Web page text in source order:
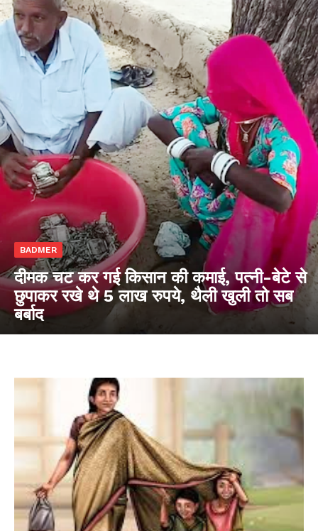
BADMER
दीमक चट कर गई किसान की कमाई, पत्नी-बेटे से
छुपाकर रखे थे 5 लाख रुपये, थैली खुली तो सब
बर्बाद